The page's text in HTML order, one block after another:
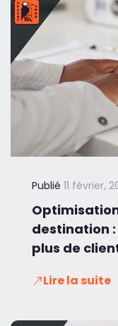
Publié 11 février,
destination
plus de
Lire la suite